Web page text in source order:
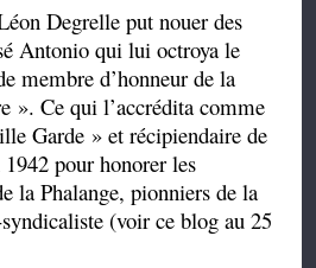
Degrelle put nouer des
Antonio qui lui octroya le
membre d’honneur de la
». Ce qui l’accrédita comme
Garde » et récipiendaire de
pour honorer les
la Phalange, pionniers de la
(voir ce blog au 25